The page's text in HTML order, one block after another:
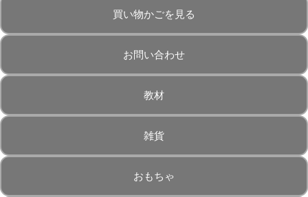
買い物かごを見る
お問い合わせ
教材
雑貨
おもちゃ